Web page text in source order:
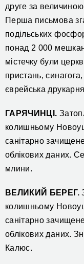
друге за
Перша письмова
подільських
понад 2 000
містечку були
пристань,
єврейська
ГАРЯЧИНЦІ.
колишньому
санітарно
облікових даних.
млини.
ВЕЛИКИЙ БЕРЕГ.
колишньому
санітарно
облікових даних.
Калюс.